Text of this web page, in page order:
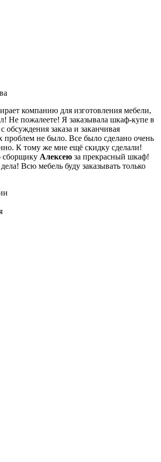
компанию для изготовления мебели,
Не пожалеете! Я заказывала шкаф-купе в
обсуждения заказа и заканчивая
не было. Все было сделано очень
К тому же мне ещё скидку сделали!
сборщику Алексею за прекрасный шкаф!
Всю мебель буду заказывать только